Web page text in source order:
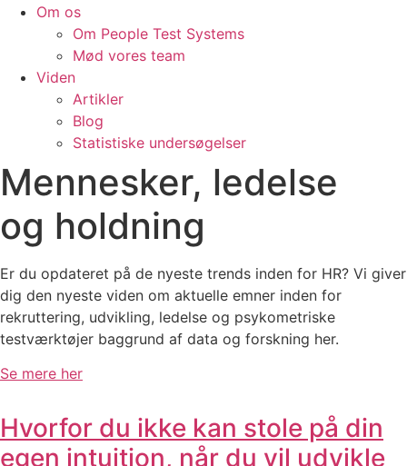
Om os
Om People Test Systems
Mød vores team
Viden
Artikler
Blog
Statistiske undersøgelser
Mennesker, ledelse
og holdning
Er du opdateret på de nyeste trends inden for HR? Vi giver
dig den nyeste viden om aktuelle emner inden for
rekruttering, udvikling, ledelse og psykometriske
testværktøjer baggrund af data og forskning her.
Se mere her
Hvorfor du ikke kan stole på din
egen intuition, når du vil udvikle